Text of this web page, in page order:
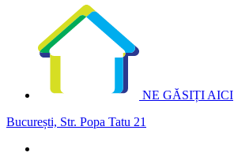
NE GĂSIȚI AICI
București, Str. Popa Tatu 21